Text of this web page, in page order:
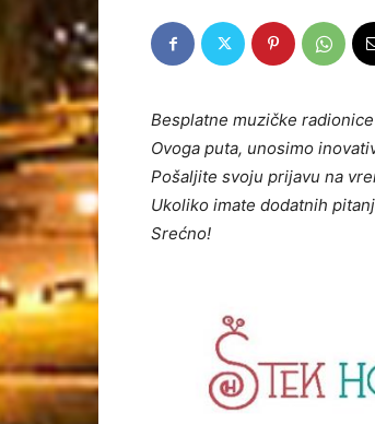
Besplatne muzičke
Ovoga puta, unosimo
Pošaljite svoju prijavu na
Ukoliko imate dodatnih
Srećno!